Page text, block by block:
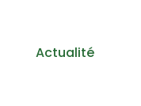
Actualité